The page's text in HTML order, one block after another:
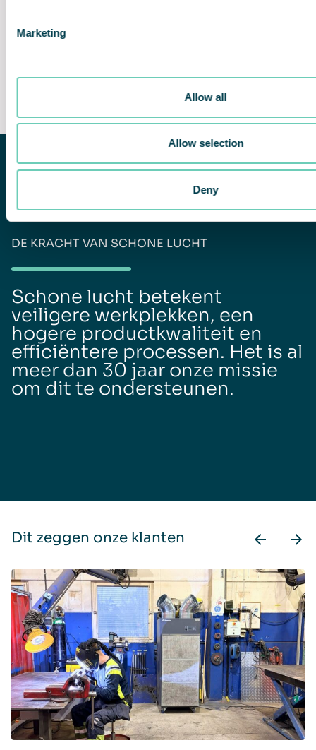
Marketing
Allow all
Allow selection
Deny
DE KRACHT VAN SCHONE LUCHT
Schone lucht betekent
veiligere werkplekken, een
hogere productkwaliteit en
efficiëntere processen. Het is al
meer dan 30 jaar onze missie
om dit te ondersteunen.
Dit zeggen onze klanten